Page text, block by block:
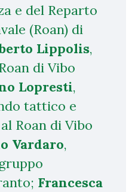
e del Reparto
(Roan) di
Lippolis,
di Vibo
Lopresti,
tattico e
Roan di Vibo
Vardaro,
Francesca